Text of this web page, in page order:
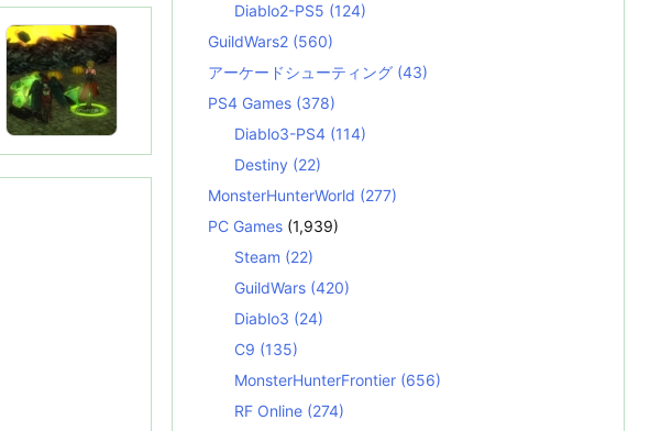
Diablo2-PS5 (124)
GuildWars2 (560)
アーケードシューティング (43)
PS4 Games (378)
Diablo3-PS4 (114)
Destiny (22)
MonsterHunterWorld (277)
PC Games (1,939)
Steam (22)
GuildWars (420)
Diablo3 (24)
C9 (135)
MonsterHunterFrontier (656)
RF Online (274)